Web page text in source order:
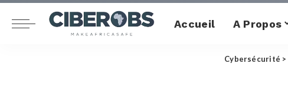
Accueil A Propos
Cybersécurité >